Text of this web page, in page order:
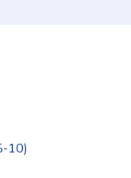
10)